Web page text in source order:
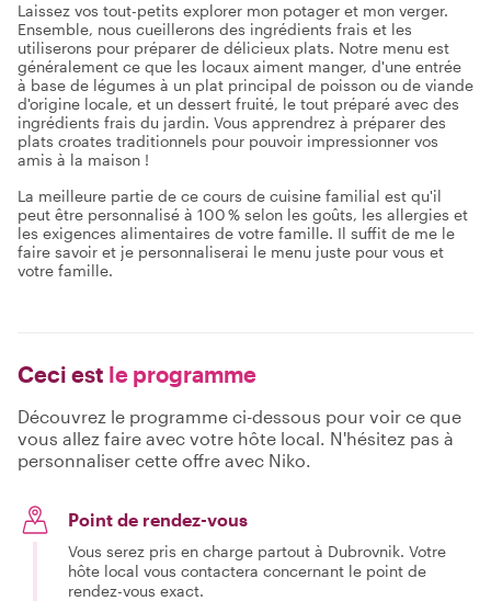
Laissez vos tout-petits explorer mon potager et mon verger.
Ensemble, nous cueillerons des ingrédients frais et les
utiliserons pour préparer de délicieux plats. Notre menu est
généralement ce que les locaux aiment manger, d'une entrée
à base de légumes à un plat principal de poisson ou de viande
d'origine locale, et un dessert fruité, le tout préparé avec des
ingrédients frais du jardin. Vous apprendrez à préparer des
plats croates traditionnels pour pouvoir impressionner vos
amis à la maison !
La meilleure partie de ce cours de cuisine familial est qu'il
peut être personnalisé à 100 % selon les goûts, les allergies et
les exigences alimentaires de votre famille. Il suffit de me le
faire savoir et je personnaliserai le menu juste pour vous et
votre famille.
Ceci est le programme
Découvrez le programme ci-dessous pour voir ce que
vous allez faire avec votre hôte local. N'hésitez pas à
personnaliser cette offre avec Niko.
Point de rendez-vous
Vous serez pris en charge partout à Dubrovnik. Votre
hôte local vous contactera concernant le point de
rendez-vous exact.